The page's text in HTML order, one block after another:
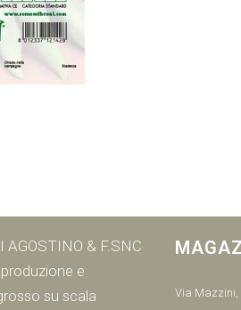
AGOSTINO & F.SNC
e
su scala
Via Mazzini,